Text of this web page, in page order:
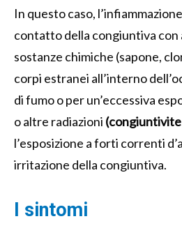
In questo caso,
contatto della congiuntiva
sostanze chimiche (sapone,
corpi estranei all’interno
di fumo o per un’eccessiva
o altre radiazioni
l’esposizione a forti correnti
irritazione della congiuntiva.
I sintomi